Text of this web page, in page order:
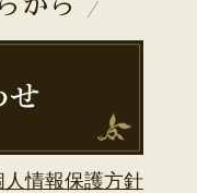
人情報保護方針